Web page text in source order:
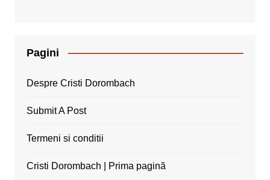
Pagini
Despre Cristi Dorombach
Submit A Post
Termeni si conditii
Cristi Dorombach | Prima pagină